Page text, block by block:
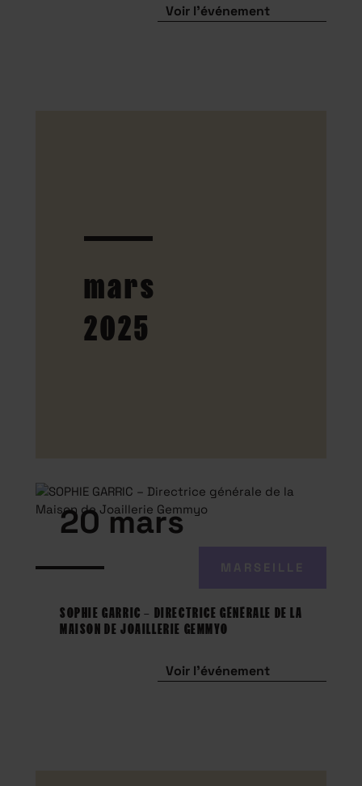
Voir l'événement
mars
2025
20 mars
SOPHIE GARRIC – DIRECTRICE GÉNÉRALE DE LA
MAISON DE JOAILLERIE GEMMYO
Voir l'événement